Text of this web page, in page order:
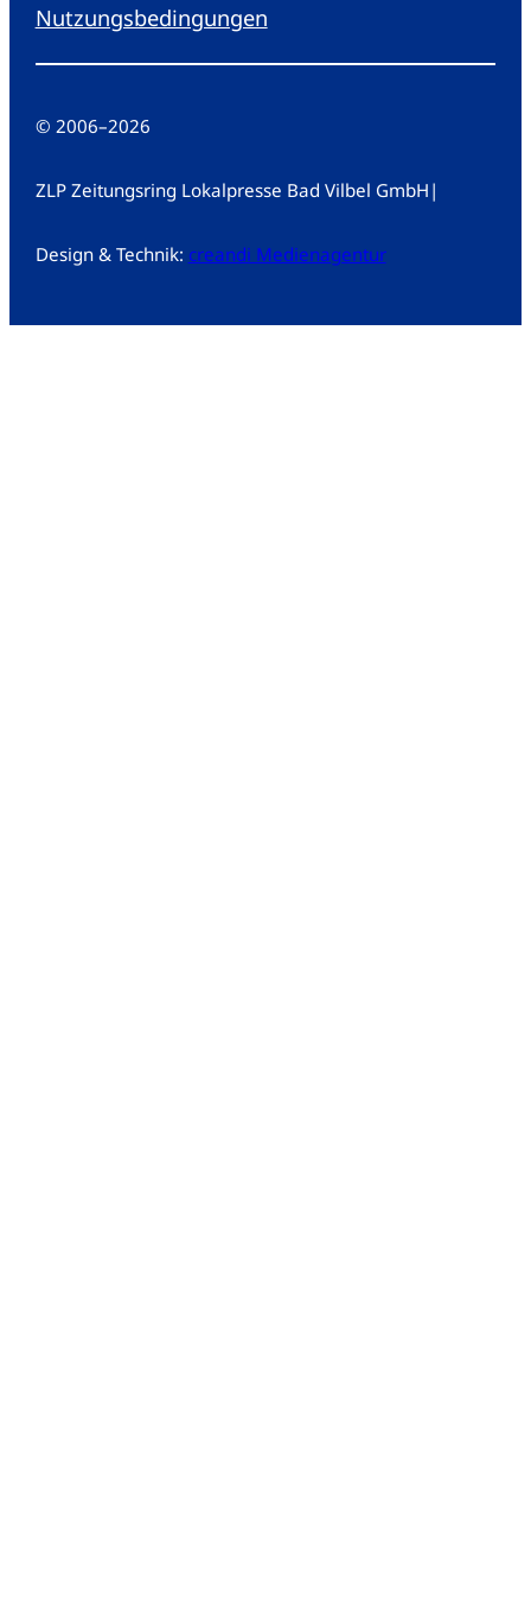
Nutzungsbedingungen
© 2006–2026
ZLP Zeitungsring Lokalpresse Bad Vilbel GmbH |
Design & Technik: creandi Medienagentur